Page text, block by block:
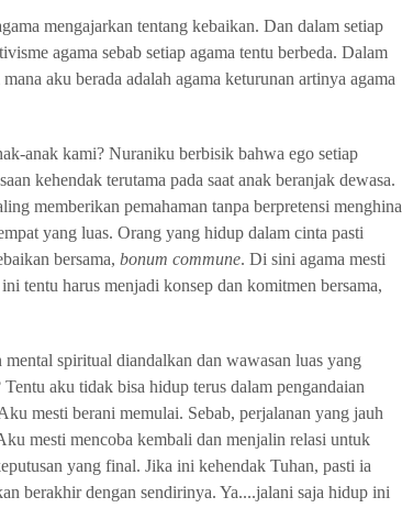
mengajarkan tentang kebaikan. Dan dalam setiap
agama sebab setiap agama tentu berbeda. Dalam
aku berada adalah agama keturunan artinya agama
anak kami? Nuraniku berbisik bahwa ego setiap
kehendak terutama pada saat anak beranjak dewasa.
memberikan pemahaman tanpa berpretensi menghina
yang luas. Orang yang hidup dalam cinta pasti
bersama, bonum commune. Di sini agama mesti
tentu harus menjadi konsep dan komitmen bersama,
spiritual diandalkan dan wawasan luas yang
aku tidak bisa hidup terus dalam pengandaian
mesti berani memulai. Sebab, perjalanan yang jauh
mesti mencoba kembali dan menjalin relasi untuk
yang final. Jika ini kehendak Tuhan, pasti ia
berakhir dengan sendirinya. Ya....jalani saja hidup ini